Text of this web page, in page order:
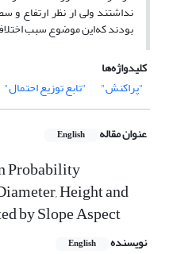
نداشتند ولی ار نظر ارتفاع
بودند که‌این موضوع سبب
کلیدواژه‌ها
"پراکنش"
"تابع توزیع احتمال"
عنوان مقاله English
Probability
Height and
by Slope Aspect
نویسنده English